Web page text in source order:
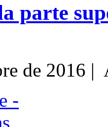
parte
de 2016 |